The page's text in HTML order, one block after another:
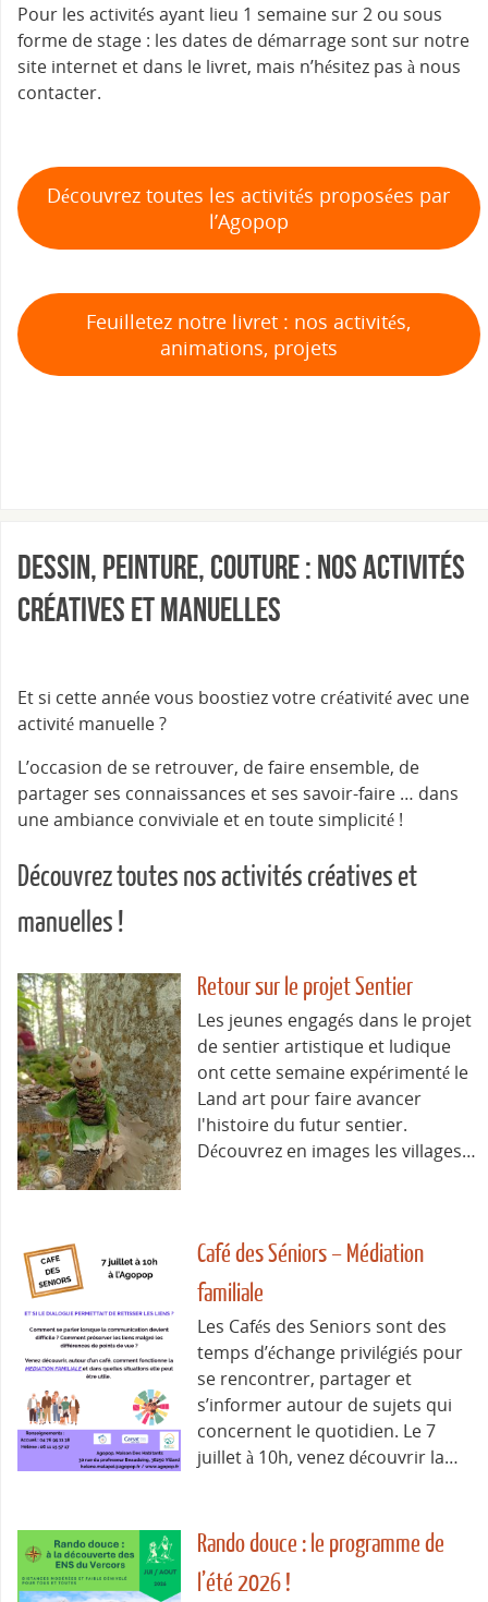
Pour les activités ayant lieu 1 semaine sur 2 ou sous
forme de stage : les dates de démarrage sont sur notre
site internet et dans le livret, mais n’hésitez pas à nous
contacter.
Découvrez toutes les activités proposées par
l’Agopop
Feuilletez notre livret : nos activités,
animations, projets
Dessin, peinture, couture : nos activités
créatives et manuelles
Et si cette année vous boostiez votre créativité avec une
activité manuelle ?
L’occasion de se retrouver, de faire ensemble, de
partager ses connaissances et ses savoir-faire … dans
une ambiance conviviale et en toute simplicité !
Découvrez toutes nos activités créatives et
manuelles !
Retour sur le projet Sentier
Les jeunes engagés dans le projet
de sentier artistique et ludique
ont cette semaine expérimenté le
Land art pour faire avancer
l'histoire du futur sentier.
Découvrez en images les villages…
Café des Séniors – Médiation
familiale
Les Cafés des Seniors sont des
temps d’échange privilégiés pour
se rencontrer, partager et
s’informer autour de sujets qui
concernent le quotidien. Le 7
juillet à 10h, venez découvrir la…
Rando douce : le programme de
l’été 2026 !